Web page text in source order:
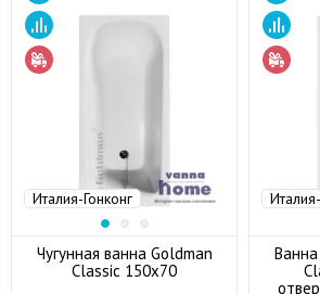
Италия-Гонконг
Чугунная ванна Goldman
Classic 150х70
Ванна